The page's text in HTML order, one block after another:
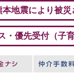
本地震により被
・優先受付（子